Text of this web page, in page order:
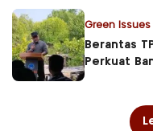
Green Issues
Berantas
Perkuat